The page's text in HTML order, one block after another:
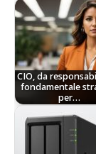
CIO, da
fondamentale
per…